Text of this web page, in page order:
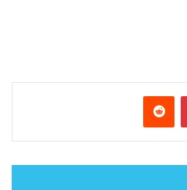
بينتيريست